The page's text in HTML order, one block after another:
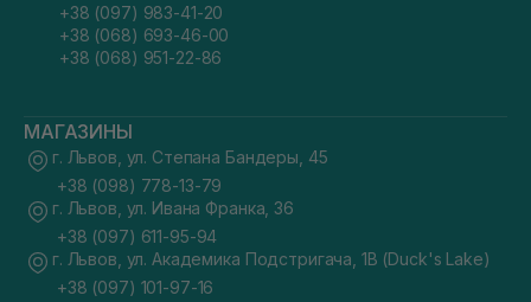
+38 (097) 983-41-20
+38 (068) 693-46-00
+38 (068) 951-22-86
МАГАЗИНЫ
г. Львов, ул. Степана Бандеры, 45
+38 (098) 778-13-79
г. Львов, ул. Ивана Франка, 36
+38 (097) 611-95-94
г. Львов, ул. Академика Подстригача, 1В (Duck's Lake)
+38 (097) 101-97-16